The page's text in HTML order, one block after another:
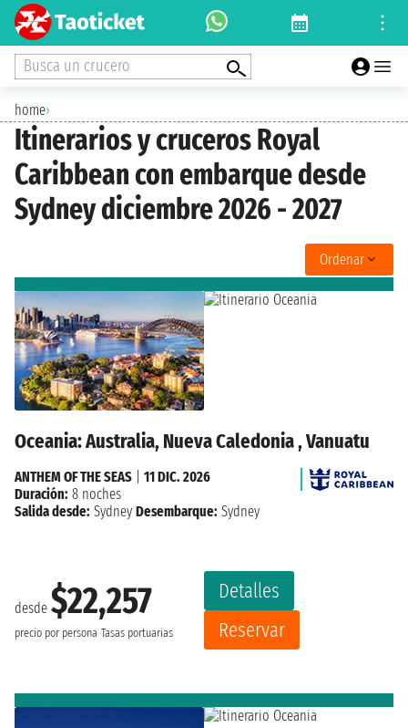
Busca un crucero
home›
Itinerarios y cruceros Royal
Caribbean con embarque desde
Sydney diciembre 2026 - 2027
Ordenar
Oceania: Australia, Nueva Caledonia , Vanuatu
desde $22,257
precio por persona Tasas portuarias
Detalles
Reservar
ANTHEM OF THE SEAS
11 DIC. 2026
Duración: 8 noches
Salida desde: Sydney Desembarque: Sydney